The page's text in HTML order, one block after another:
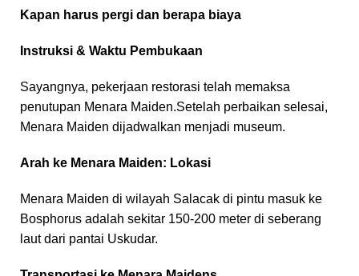
Kapan harus pergi dan berapa biaya
Instruksi & Waktu Pembukaan
Sayangnya, pekerjaan restorasi telah memaksa
penutupan Menara Maiden.Setelah perbaikan selesai,
Menara Maiden dijadwalkan menjadi museum.
Arah ke Menara Maiden: Lokasi
Menara Maiden di wilayah Salacak di pintu masuk ke
Bosphorus adalah sekitar 150-200 meter di seberang
laut dari pantai Uskudar.